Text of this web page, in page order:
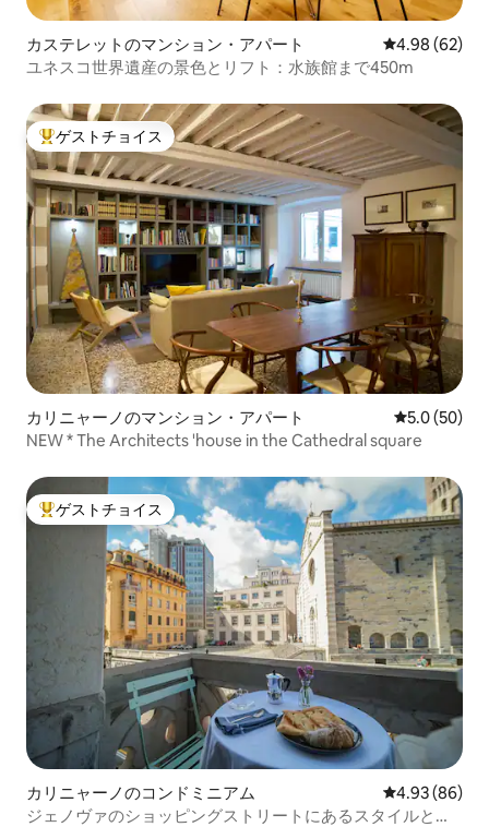
カステレットのマンション・アパート レビュー62
4.98 (62)
ユネスコ世界遺産の景色とリフト：水族館まで450m
大好評のゲストチョイスです。
ゲストチョイス
カリニャーノのマンション・アパート レビュー50
5.0 (50)
NEW * The Architects 'house in the Cathedral square
大好評のゲストチョイスです。
ゲストチョイス
カリニャーノのコンドミニアム レビュー86
4.93 (86)
ジェノヴァのショッピングストリートにあるスタイルと快